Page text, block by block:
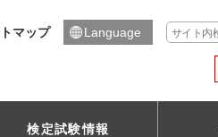
マップ Language
検定試験情報